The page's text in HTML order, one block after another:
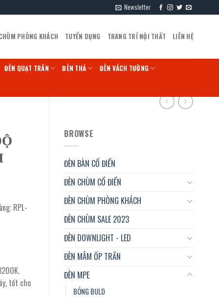
Newsletter
PHÒNG KHÁCH TUYỂN DỤNG TRANG TRÍ NỘI THẤT LIÊN HỆ
ĐÈN QUẠT TRẦN ĐÈN THẢ ĐÈN VÁCH TƯỜNG
BROWSE
ĐÈN BÀN CỔ ĐIỂN
ĐÈN CHÙM CỔ ĐIỂN
ĐÈN CHÙM PHÒNG KHÁCH
ĐÈN CHÙM SALE 2023
ĐÈN DOWNLIGHT - LED
ĐÈN MÂM ỐP TRẦN
ĐÈN MPE
BÓNG BULD
RPL-
tốt cho